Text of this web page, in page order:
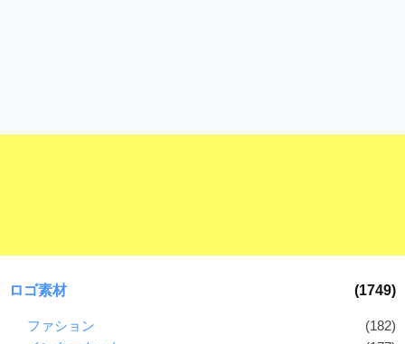
ロゴ素材 (1749)
ファション
(182)